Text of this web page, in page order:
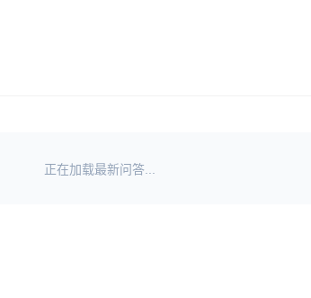
正在加载最新问答...